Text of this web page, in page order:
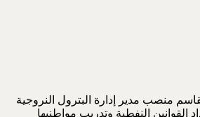
منصب مدير إدارة البترول النروجية